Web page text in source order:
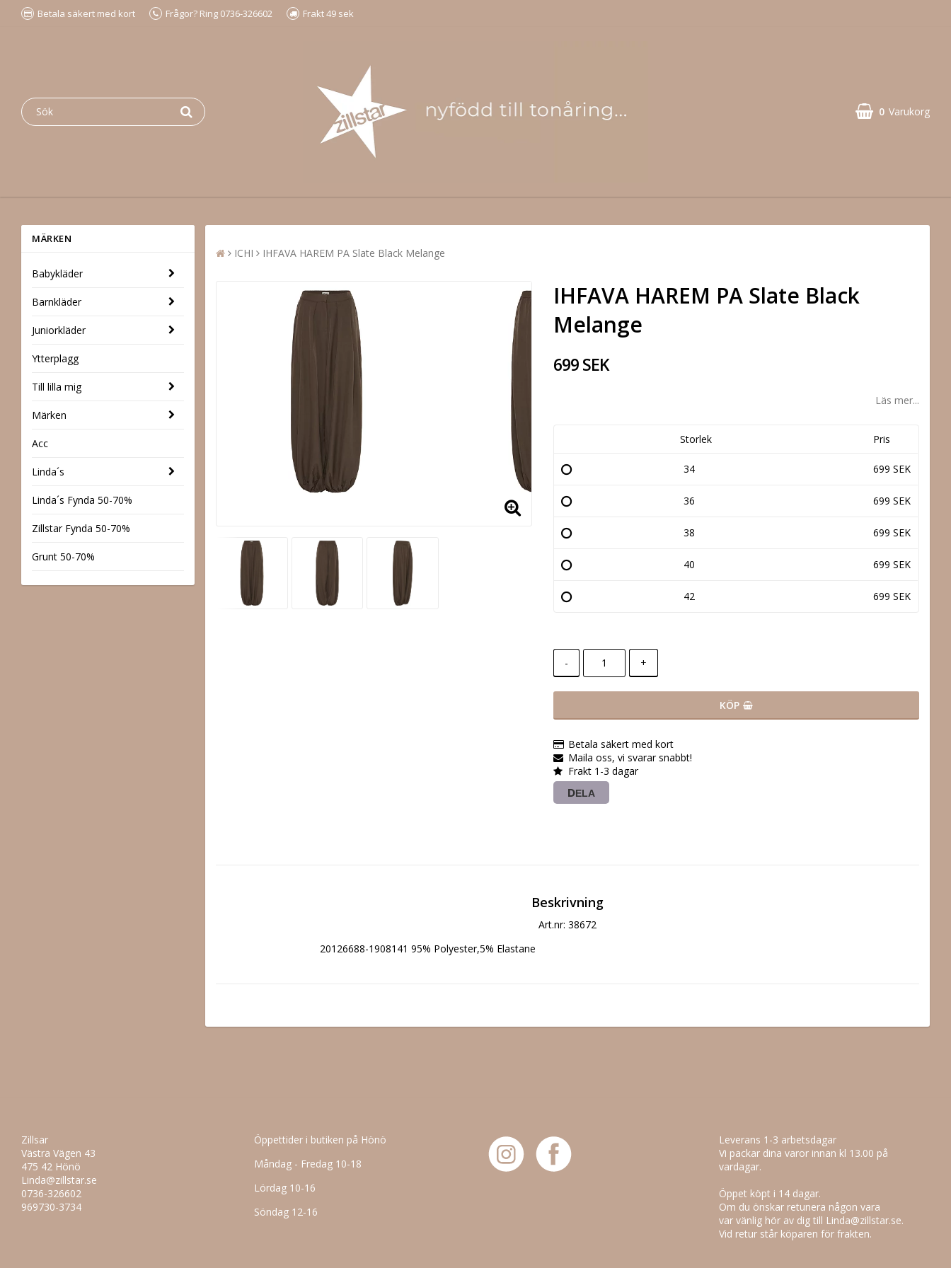
Betala säkert med kort Frågor? Ring 0736-326602 Frakt 49 sek
0 Varukorg
MÄRKEN
Babykläder
Barnkläder
Juniorkläder
Ytterplagg
Till lilla mig
Märken
Acc
Linda´s
Linda´s Fynda 50-70%
Zillstar Fynda 50-70%
Grunt 50-70%
ICHI IHFAVA HAREM PA Slate Black Melange
IHFAVA HAREM PA Slate Black
Melange
699 SEK
Läs mer...
Storlek Pris
34 699 SEK
36 699 SEK
38 699 SEK
40 699 SEK
42 699 SEK
- +
KÖP
Betala säkert med kort
Maila oss, vi svarar snabbt!
Frakt 1-3 dagar
DELA
Beskrivning
Art.nr: 38672
20126688-1908141 95% Polyester,5% Elastane
Zillsar
Västra Vägen 43
475 42 Hönö
Linda@zillstar.se
0736-326602
969730-3734
Öppettider i butiken på Hönö
Måndag - Fredag 10-18
Lördag 10-16
Söndag 12-16
Leverans 1-3 arbetsdagar
Vi packar dina varor innan kl 13.00 på
vardagar.
Öppet köpt i 14 dagar.
Om du önskar retunera någon vara
var vänlig hör av dig till Linda@zillstar.se.
Vid retur står köparen för frakten.